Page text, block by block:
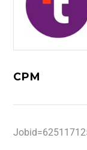
CPM